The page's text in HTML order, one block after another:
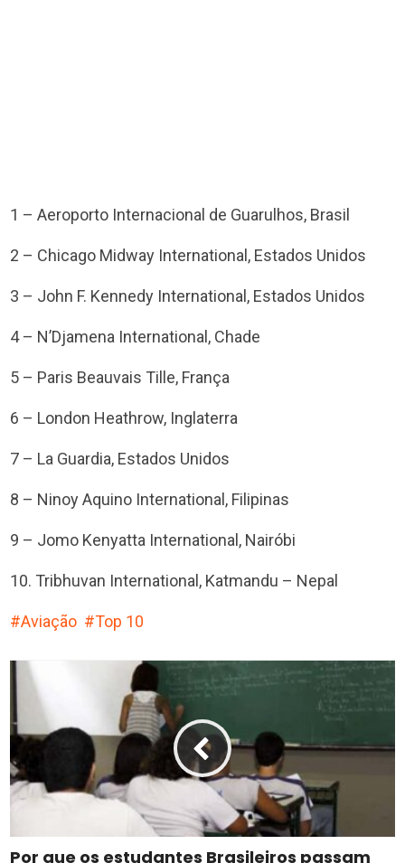
1 – Aeroporto Internacional de Guarulhos, Brasil
2 – Chicago Midway International, Estados Unidos
3 – John F. Kennedy International, Estados Unidos
4 – N’Djamena International, Chade
5 – Paris Beauvais Tille, França
6 – London Heathrow, Inglaterra
7 – La Guardia, Estados Unidos
8 – Ninoy Aquino International, Filipinas
9 – Jomo Kenyatta International, Nairóbi
10. Tribhuvan International, Katmandu – Nepal
Aviação Top 10
Por que os estudantes Brasileiros passam